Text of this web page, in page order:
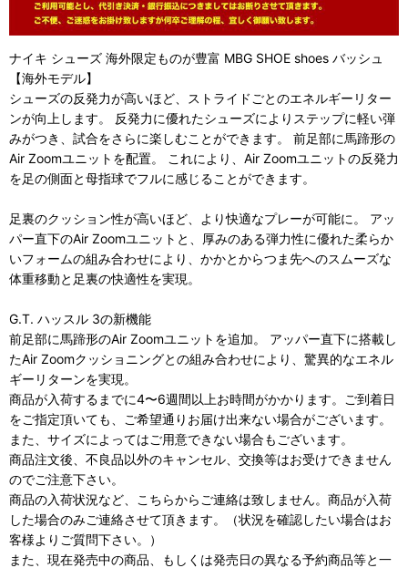
ナイキ シューズ 海外限定ものが豊富 MBG SHOE shoes バッシュ
【海外モデル】
シューズの反発力が高いほど、ストライドごとのエネルギーリター
ンが向上します。 反発力に優れたシューズによりステップに軽い弾
みがつき、試合をさらに楽しむことができます。 前足部に馬蹄形の
Air Zoomユニットを配置。 これにより、Air Zoomユニットの反発力
を足の側面と母指球でフルに感じることができます。
足裏のクッション性が高いほど、より快適なプレーが可能に。 アッ
パー直下のAir Zoomユニットと、厚みのある弾力性に優れた柔らか
いフォームの組み合わせにより、かかとからつま先へのスムーズな
体重移動と足裏の快適性を実現。
G.T. ハッスル 3の新機能
前足部に馬蹄形のAir Zoomユニットを追加。 アッパー直下に搭載し
たAir Zoomクッショニングとの組み合わせにより、驚異的なエネル
ギーリターンを実現。
商品が入荷するまでに4〜6週間以上お時間がかかります。ご到着日
をご指定頂いても、ご希望通りお届け出来ない場合がございます。
また、サイズによってはご用意できない場合もございます。
商品注文後、不良品以外のキャンセル、交換等はお受けできません
のでご注意下さい。
商品の入荷状況など、こちらからご連絡は致しません。商品が入荷
した場合のみご連絡させて頂きます。（状況を確認したい場合はお
客様よりご質問下さい。）
また、現在発売中の商品、もしくは発売日の異なる予約商品等と一